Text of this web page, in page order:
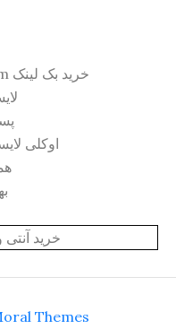
خرید بک لینک behtarinbacklink.com
اوکلی
خرید
Themes